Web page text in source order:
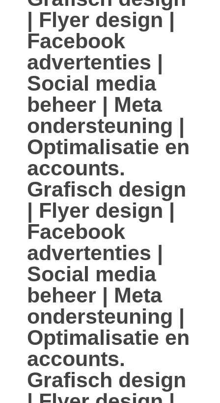
| Flyer design |
Facebook
advertenties |
Social media
beheer | Meta
ondersteuning |
Optimalisatie en
accounts.
Grafisch design
| Flyer design |
Facebook
advertenties |
Social media
beheer | Meta
ondersteuning |
Optimalisatie en
accounts.
Grafisch design